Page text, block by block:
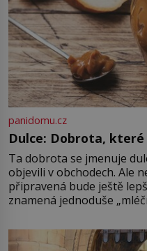
panidomu.cz
Dulce: Dobrota,
Ta dobrota se jmenuje
objevili v obchodech. Ale
připravená bude ještě
znamená jednoduše
pře hned několik
Francie, kde se traduje,